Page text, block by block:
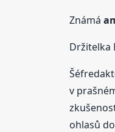
Známá
Držitelka
v
ohlasů